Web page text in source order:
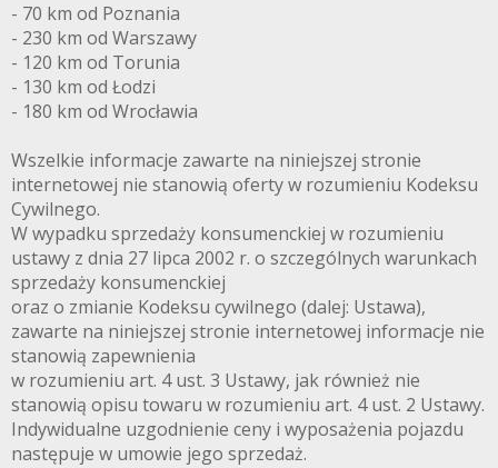
- 70 km od Poznania
- 230 km od Warszawy
- 120 km od Torunia
- 130 km od Łodzi
- 180 km od Wrocławia
Wszelkie informacje zawarte na niniejszej stronie
internetowej nie stanowią oferty w rozumieniu Kodeksu
Cywilnego.
W wypadku sprzedaży konsumenckiej w rozumieniu
ustawy z dnia 27 lipca 2002 r. o szczególnych warunkach
sprzedaży konsumenckiej
oraz o zmianie Kodeksu cywilnego (dalej: Ustawa),
zawarte na niniejszej stronie internetowej informacje nie
stanowią zapewnienia
w rozumieniu art. 4 ust. 3 Ustawy, jak również nie
stanowią opisu towaru w rozumieniu art. 4 ust. 2 Ustawy.
Indywidualne uzgodnienie ceny i wyposażenia pojazdu
następuje w umowie jego sprzedaż.